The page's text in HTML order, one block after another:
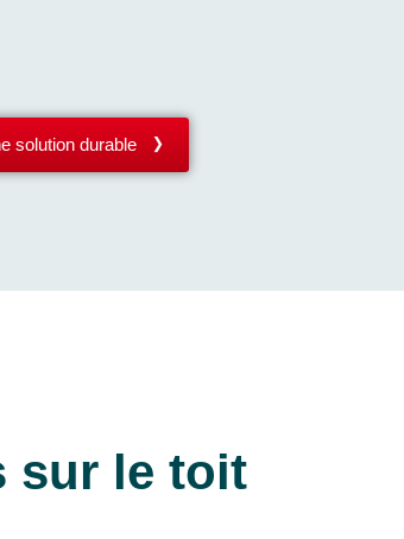
solution durable
sur le toit